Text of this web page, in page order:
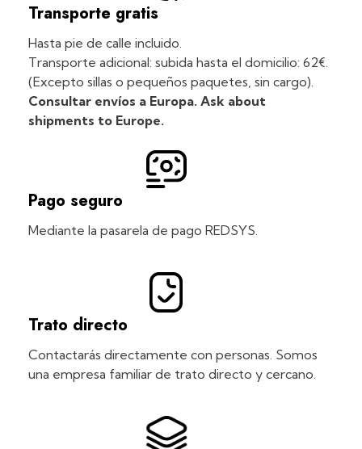
Transporte gratis
Hasta pie de calle incluido.
Transporte adicional: subida hasta el domicilio: 62€.
(Excepto sillas o pequeños paquetes, sin cargo).
Consultar envíos a Europa. Ask about
shipments to Europe.
Pago seguro
Mediante la pasarela de pago REDSYS.
Trato directo
Contactarás directamente con personas. Somos
una empresa familiar de trato directo y cercano.